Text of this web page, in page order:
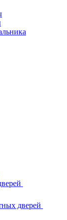
дверей